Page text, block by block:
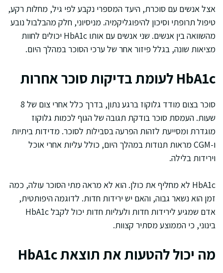
אצל אנשים עם סוכרת, היעד המספרי נקבע לפי גיל, מחלות רקע,
טיפול תרופתי וסיכון להיפוגליקמיה. מניסיוני, חלק מהבלבול נובע
מהשוואה בין אנשים. שני אנשים עם אותו HbA1c יכולים לחוות
מציאות שונה, בגלל פיזור אחר של ערכי הסוכר במהלך היום.
HbA1c לעומת בדיקות סוכר אחרות
סוכר בצום מודד גלוקוז ברגע נתון, בדרך כלל אחרי צום של 8
שעות. העמסת סוכר בודקת תגובה של הגוף לכמות גלוקוז
מוגדרת ומסייעת לזהות הפרעה בסבילות לסוכר. מדידות ביתיות
ו-CGM מראות תנודות במהלך היום, כולל עליות אחרי אוכל
וירידות בלילה.
HbA1c לא מחליף את כולן. הוא לא מראה מתי הסוכר עולה, כמה
זמן הוא נשאר גבוה, והאם יש ירידות חדות. לדוגמה היפותטית,
אדם שמגיע לירידות חדות ולעליות חדות יכול לקבל HbA1c
בינוני, כי הממוצע מסתיר קצוות.
מה יכול להטעות את תוצאת HbA1c